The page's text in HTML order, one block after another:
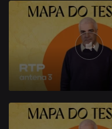
928383